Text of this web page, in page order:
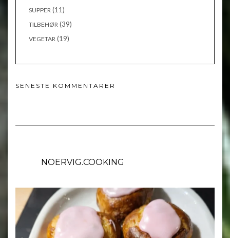
SUPPER (11)
TILBEHØR (39)
VEGETAR (19)
SENESTE KOMMENTARER
NOERVIG.COOKING